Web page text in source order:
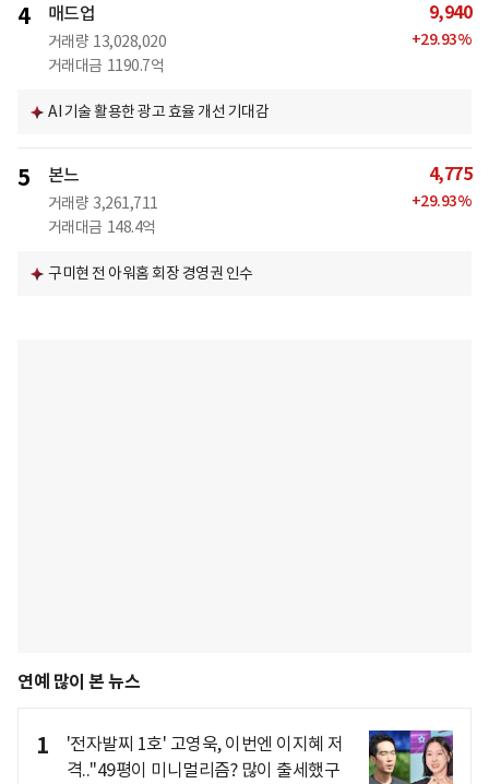
4 매드업
거래량 13,028,020
거래대금 1190.7억
9,940
+29.93%
AI 기술 활용한 광고 효율 개선 기대감
5 본느
거래량 3,261,711
거래대금 148.4억
4,775
+29.93%
구미현 전 아워홈 회장 경영권 인수
연예 많이 본 뉴스
1
'전자발찌 1호' 고영욱, 이번엔 이지혜 저
격.."49평이 미니멀리즘? 많이 출세했구